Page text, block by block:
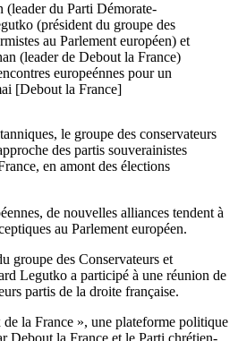
(leader du Parti Démorate-
(président du groupe des
au Parlement européen) et
(leader de Debout la France)
europeénnes pour un
[Debout la France]
le groupe des conservateurs
des partis souverainistes
en amont des élections
de nouvelles alliances tendent à
au Parlement européen.
groupe des Conservateurs et
Legutko a participé à une réunion de
partis de la droite française.
la France », une plateforme politique